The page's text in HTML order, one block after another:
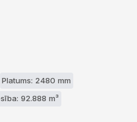
Platums: 2480 mm
92.888 m³